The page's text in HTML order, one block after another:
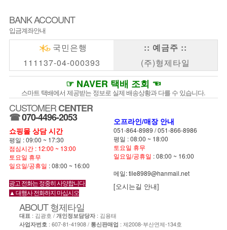
BANK ACCOUNT
입금계좌안내
국민은행
111137-04-000393
:: 예금주 ::
(주)형제타일
☞ NAVER 택배 조회 ☜
스마트 택배에서 제공받는 정보로 실제 배송상황과 다를 수 있습니다.
CUSTOMERCENTER
☎070-4496-2053
쇼핑몰 상담 시간
평일 : 09:00 ~ 17:30
점심시간 : 12:00 ~ 13:00
토요일 휴무
일요일/공휴일 : 08:00 ~ 16:00
광고 전화는 정중히 사양합니다.
▲ 대행사 전화하지 마십시오
오프라인/매장 안내
051-864-8989 /051-866-8986
평일 : 08:00 ~ 18:00
토요일 휴무
일요일/공휴일 : 08:00 ~ 16:00
메일: tile8989@hanmail.net
[오시는길 안내]
ABOUT형제타일
대표 : 김광호 /개인정보담당자 : 김용태
사업자번호 : 607-81-41908 / 통신판매업 : 제2008-부산연제-134호